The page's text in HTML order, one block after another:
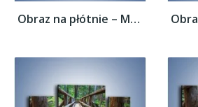
Obraz na płótnie – Mostek z drewnianych...